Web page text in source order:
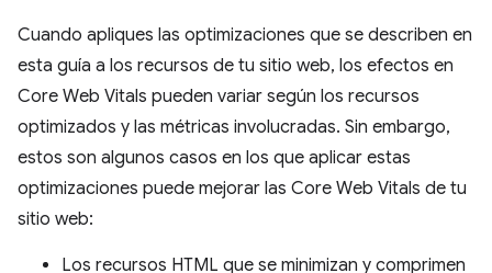
Cuando apliques las optimizaciones que se describen en
esta guía a los recursos de tu sitio web, los efectos en
Core Web Vitals pueden variar según los recursos
optimizados y las métricas involucradas. Sin embargo,
estos son algunos casos en los que aplicar estas
optimizaciones puede mejorar las Core Web Vitals de tu
sitio web:
Los recursos HTML que se minimizan y comprimen